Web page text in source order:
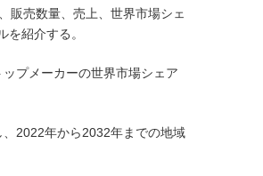
販売数量、売上、世界市場シェ
紹介する。
プメーカーの世界市場シェア
2022年から2032年までの地域